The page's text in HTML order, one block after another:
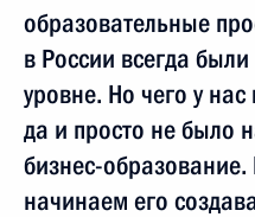
образовательные
в России всегда
уровне. Но чего у нас
да и просто не было
бизнес-
начинаем его